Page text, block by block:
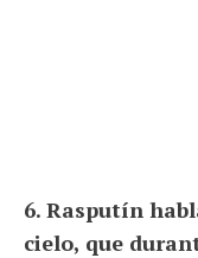
6. Rasputín
cielo, que